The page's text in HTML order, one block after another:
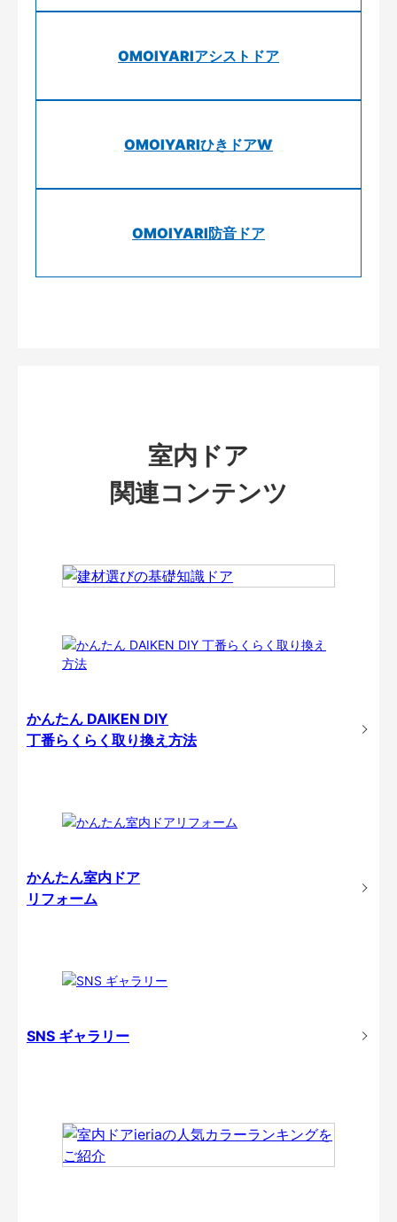
OMOIYARIアシストドア
OMOIYARIひきドアW
OMOIYARI防音ドア
室内ドア
関連コンテンツ
かんたん DAIKEN DIY
丁番らくらく取り換え方法
かんたん室内ドア
リフォーム
SNS ギャラリー